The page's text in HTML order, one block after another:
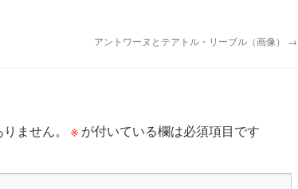
アントワーヌとテアトル・リーブル（画像） →
ません。 ※ が付いている欄は必須項目です